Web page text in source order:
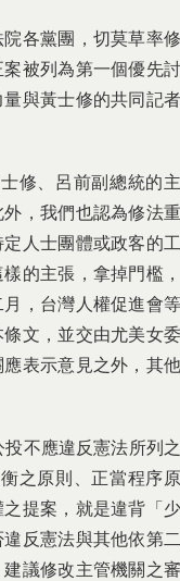
各黨團，切莫草率修
被列為第一個優先討
與黃士修的共同記者
修、呂前副總統的主
，我們也認為修法重
人士團體或政客的工
的主張，拿掉門檻，
，台灣人權促進會等
文，並交由尤美女委
表示意見之外，其他
不應違反憲法所列之
之原則、正當程序原
提案，就是違背「少
反憲法與其他依第二
議修改主管機關之審